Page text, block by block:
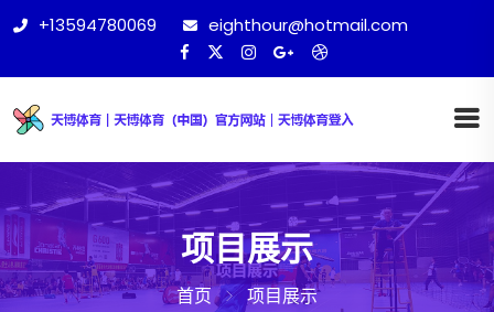
+13594780069 eighthour@hotmail.com
项目展示
首页 项目展示